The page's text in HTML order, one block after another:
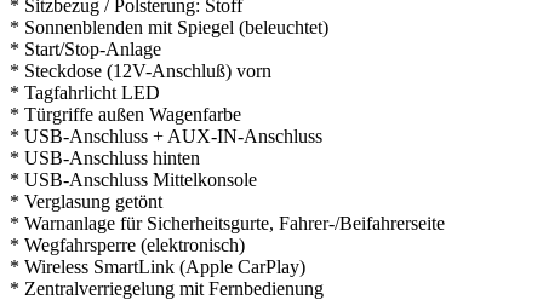
* Sitzbezug / Polsterung: Stoff
* Sonnenblenden mit Spiegel (beleuchtet)
* Start/Stop-Anlage
* Steckdose (12V-Anschluß) vorn
* Tagfahrlicht LED
* Türgriffe außen Wagenfarbe
* USB-Anschluss + AUX-IN-Anschluss
* USB-Anschluss hinten
* USB-Anschluss Mittelkonsole
* Verglasung getönt
* Warnanlage für Sicherheitsgurte, Fahrer-/Beifahrerseite
* Wegfahrsperre (elektronisch)
* Wireless SmartLink (Apple CarPlay)
* Zentralverriegelung mit Fernbedienung